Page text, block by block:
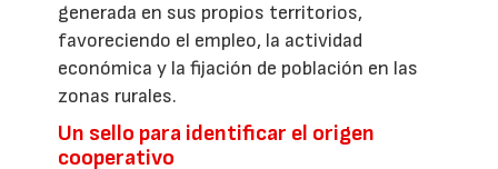
generada en sus propios territorios,
favoreciendo el empleo, la actividad
económica y la fijación de población en las
zonas rurales.
Un sello para identificar el origen
cooperativo